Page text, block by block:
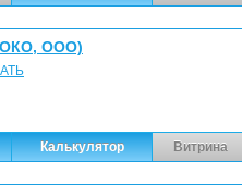
ООО)
Калькулятор Витрина